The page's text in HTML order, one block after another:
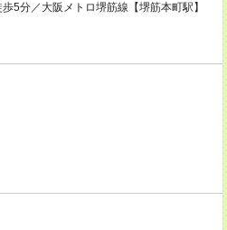
5分／大阪メトロ堺筋線【堺筋本町駅】